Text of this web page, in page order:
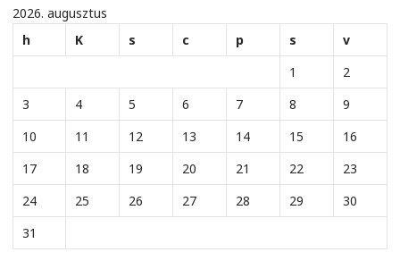
2026. augusztus
h
K s c p s
v
1
2
3
4 5 6 7 8
9
10
11 12 13 14 15
16
17
18 19 20 21 22
23
24
25 26 27 28 29
30
31